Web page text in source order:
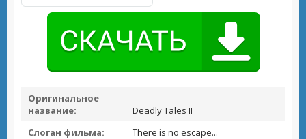
Оригинальное
название:
Deadly Tales II
Слоган фильма:
There is no escape...